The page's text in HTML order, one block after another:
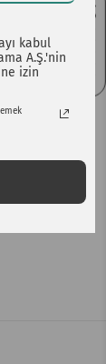
4.8 ★★★★★
kabul
A.Ş.'nin
izin